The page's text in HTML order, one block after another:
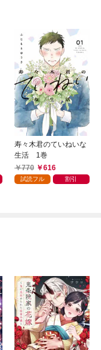
寿々木君のていねいな
生活 1巻
770
616
試読フル 割引